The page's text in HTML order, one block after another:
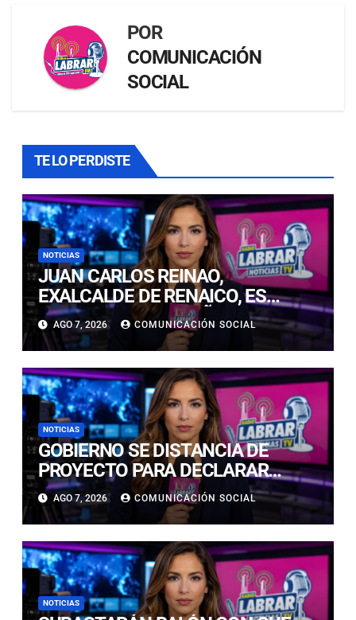
POR
COMUNICACIÓN
SOCIAL
TE LO PERDISTE
NOTICIAS
JUAN CARLOS REINAO,
EXALCALDE DE RENAICO, ES
CONDENADO A 15 AÑOS DE
CÁRCEL POR DELITOS DE
CONNOTACIÓN SEXUAL
AGO 7, 2026 COMUNICACIÓN SOCIAL
NOTICIAS
GOBIERNO SE DISTANCIA DE
PROYECTO PARA DECLARAR
FERIADO EL 17 DE SEPTIEMBRE:
“NO ES NECESARIO INNOVAR”
AGO 7, 2026 COMUNICACIÓN SOCIAL
NOTICIAS